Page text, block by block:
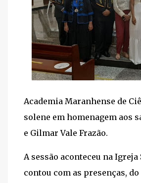
Academia Maranhense de
solene em homenagem aos
e Gilmar Vale Frazão.
A sessão aconteceu na
contou com as presenças,